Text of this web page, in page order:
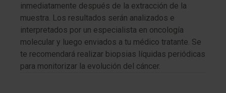
inmediatamente después de la extracción de la
muestra. Los resultados serán analizados e
interpretados por un especialista en oncología
molecular y luego enviados a tu médico tratante. Se
te recomendará realizar biopsias líquidas periódicas
para monitorizar la evolución del cáncer.